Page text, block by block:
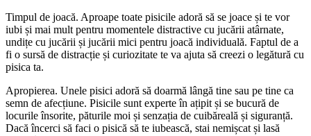
Timpul de joacă. Aproape toate pisicile adoră să se joace și te vor
iubi și mai mult pentru momentele distractive cu jucării atârnate,
undițe cu jucării și jucării mici pentru joacă individuală. Faptul de a
fi o sursă de distracție și curiozitate te va ajuta să creezi o legătură cu
pisica ta.
Apropierea. Unele pisici adoră să doarmă lângă tine sau pe tine ca
semn de afecțiune. Pisicile sunt experte în ațipit și se bucură de
locurile însorite, păturile moi și senzația de cuibăreală și siguranță.
Dacă încerci să faci o pisică să te iubească, stai nemișcat și lasă